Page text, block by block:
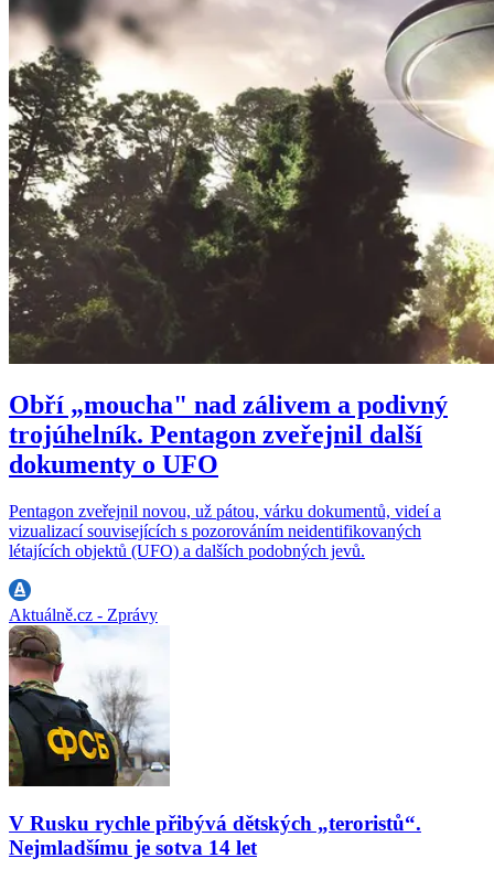
Obří „moucha" nad zálivem a podivný
trojúhelník. Pentagon zveřejnil další
dokumenty o UFO
Pentagon zveřejnil novou, už pátou, várku dokumentů, videí a
vizualizací souvisejících s pozorováním neidentifikovaných
létajících objektů (UFO) a dalších podobných jevů.
Aktuálně.cz - Zprávy
V Rusku rychle přibývá dětských „teroristů“.
Nejmladšímu je sotva 14 let